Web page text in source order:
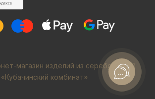
магазин изделий из серебра. ООО
«Кубачинский комбинат»